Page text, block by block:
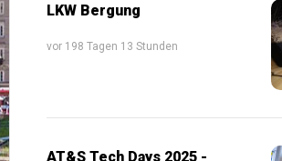
LKW Bergung
vor 198 Tagen 13 Stunden
AT&S Tech Days 2025 -